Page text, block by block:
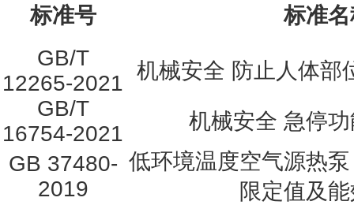
标准号
标准
GB/T
12265-2021
机械安全 防止人体部
GB/T
16754-2021
机械安全 急停
GB 37480-
2019
低环境温度空气源热
限定值及